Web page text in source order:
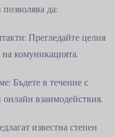
да:
Прегледайте целия
комуникацията.
Бъдете в течение с
взаимодействия.
известна степен